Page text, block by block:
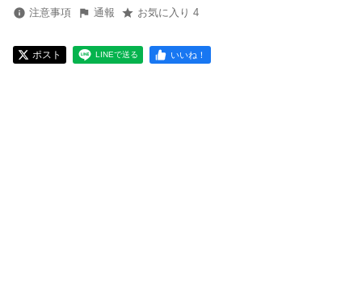
注意事項 通報 お気に入り 4
ポスト LINEで送る いいね！